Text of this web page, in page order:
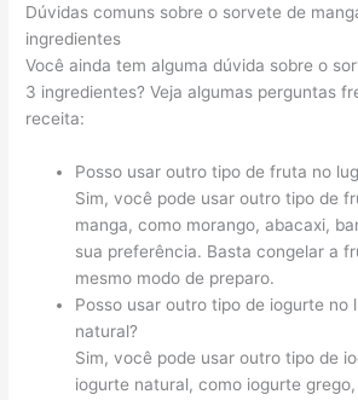
Dúvidas comuns sobre o sorvete de
ingredientes
Você ainda tem alguma dúvida sobre o
3 ingredientes? Veja algumas perguntas
receita:
Posso usar outro tipo de fruta no
Sim, você pode usar outro tipo de
manga, como morango, abacaxi,
sua preferência. Basta congelar a
mesmo modo de preparo.
Posso usar outro tipo de iogurte no
natural?
Sim, você pode usar outro tipo de
iogurte natural, como iogurte